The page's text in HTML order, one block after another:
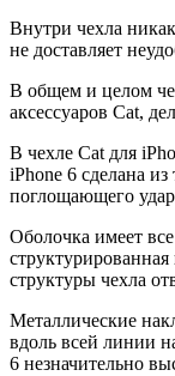
Внутри чехла
не доставляет
В общем и целом
аксессуаров Cat,
В чехле Cat для
iPhone 6 сделана
поглощающего
Оболочка имеет
структуры чехла
Металлические
вдоль всей линии
6 незначительно